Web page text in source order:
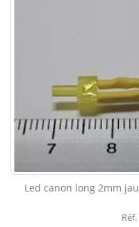
Led canon long 2mm